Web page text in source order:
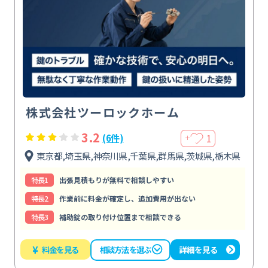
株式会社ツーロックホーム
3.2 (6件) ＋ 1
東京都,埼玉県,神奈川県,千葉県,群馬県,茨城県,栃木県
特⻑1
出張見積もりが無料で相談しやすい
特⻑2
作業前に料金が確定し、追加費用が出ない
特⻑3
補助錠の取り付け位置まで相談できる
¥ 料金を見る 相談方法を選ぶ 詳細を見る